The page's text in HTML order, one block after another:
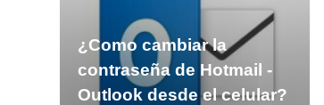
¿Como cambiar la
contraseña de Hotmail -
Outlook desde el celular?